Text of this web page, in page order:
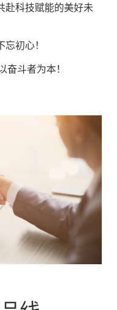
赴科技赋能的美好未
初心！
斗者为本！